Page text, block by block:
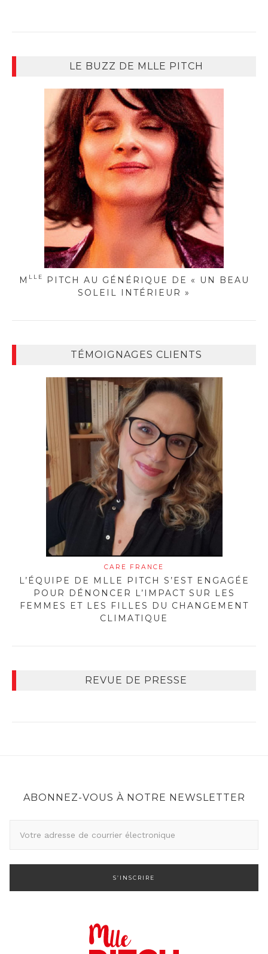
LE BUZZ DE MLLE PITCH
M LLE
PITCH AU GÉNÉRIQUE DE « UN BEAU
SOLEIL INTÉRIEUR »
TÉMOIGNAGES CLIENTS
CARE FRANCE
L’ÉQUIPE DE MLLE PITCH S’EST ENGAGÉE
POUR DÉNONCER L’IMPACT SUR LES
FEMMES ET LES FILLES DU CHANGEMENT
CLIMATIQUE
REVUE DE PRESSE
ABONNEZ-VOUS À NOTRE NEWSLETTER